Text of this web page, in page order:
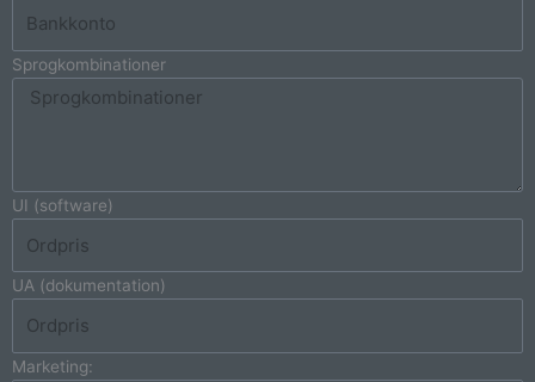
Sprogkombinationer
UI (software)
UA (dokumentation)
Marketing: